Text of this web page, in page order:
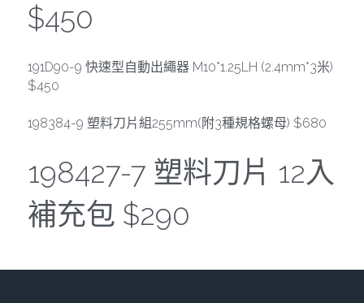
延長線、電線、電焊線
電動吊車、吊具、氣動工具
變頻電焊機、CO2、鑽孔機
雷射儀器及水準儀
$450
191D90-9 快速型自動出繩器 M10*1.25LH (2.4mm*3米)
$450
198384-9 塑料刀片組255mm(附3種規格螺母) $680
198427-7 塑料刀片 12入
補充包 $290